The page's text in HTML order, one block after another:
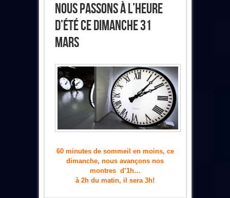
Nous Passons À L’heure
D’été Ce Dimanche 31
Mars
60 minutes de sommeil en moins, ce
dimanche, nous avançons nos
montres d’1h…
à 2h du matin, il sera 3h!